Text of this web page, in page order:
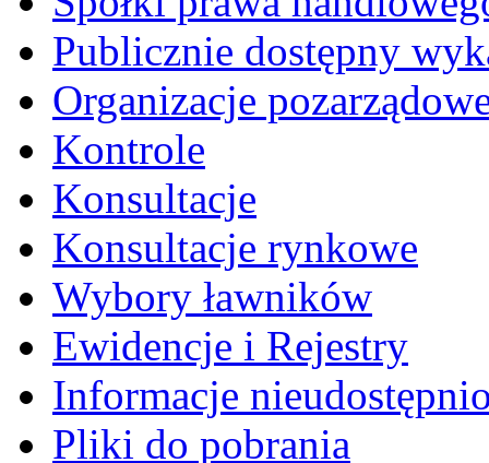
Publicznie dostępny
Organizacje
Kontrole
Konsultacje
Konsultacje rynkowe
Wybory ławników
Ewidencje i Rejestry
Informacje
Pliki do pobrania